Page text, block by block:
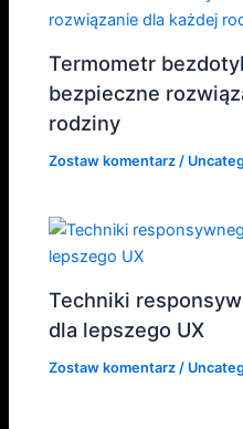
Termometr
bezpieczne
rodziny
Zostaw komentarz /
Techniki
dla lepszego UX
Zostaw komentarz /